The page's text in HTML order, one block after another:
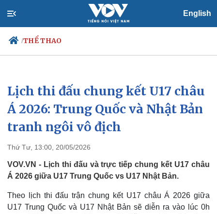
English
/THỂ THAO
Chính trị
Đảng
Tổ chức nhân sự
Quốc hội
Nhận diện sự thật
Xã hội
Tin 24h
Dự báo thời tiết
Giáo dục
Lịch thi đấu chung kết U17 châu
Á 2026: Trung Quốc và Nhật Bản
tranh ngôi vô địch
Thứ Tư, 13:00, 20/05/2026
VOV.VN - Lịch thi đấu và trực tiếp chung kết U17 châu
Á 2026 giữa U17 Trung Quốc vs U17 Nhật Bản.
Theo lịch thi đấu trận chung kết U17 châu Á 2026 giữa
U17 Trung Quốc và U17 Nhật Bản sẽ diễn ra vào lúc 0h